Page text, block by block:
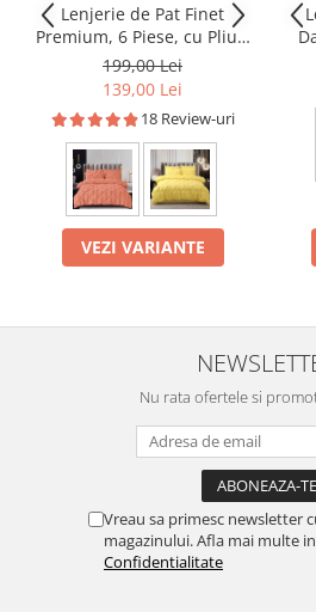
Lenjerie de Pat Finet
Premium, 6 Piese, cu Pliuri
Brodate
199,00 Lei
139,00 Lei
18 Review-uri
VEZI VARIANTE
Nu rata ofertele si
Vreau sa primesc newsletter
magazinului. Afla mai multe in
Confidentialitate